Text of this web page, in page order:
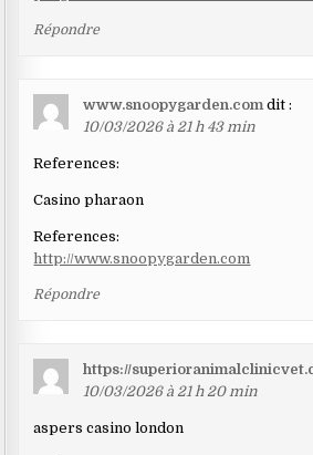
Répondre
www.snoopygarden.com dit :
10/03/2026 à 21 h 43 min
References:
Casino pharaon
References:
http://www.snoopygarden.com
Répondre
https://
10/03/2026 à 21 h 20 min
aspers casino london